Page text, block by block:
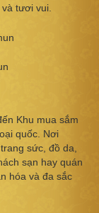
tươi vui.
Khu mua sắm
quốc. Nơi
sức, đồ da,
sạn hay quán
hóa và đa sắc